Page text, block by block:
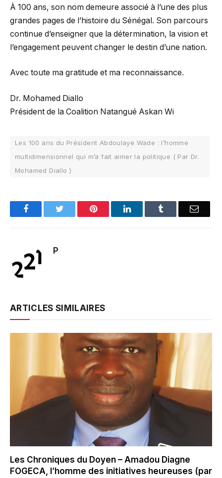
À 100 ans, son nom demeure associé à l’une des plus
grandes pages de l’histoire du Sénégal. Son parcours
continue d’enseigner que la détermination, la vision et
l’engagement peuvent changer le destin d’une nation.
Avec toute ma gratitude et ma reconnaissance.
Dr. Mohamed Diallo
Président de la Coalition Natangué Askan Wi
Les 100 ans du Président Abdoulaye Wade : l’homme
multidimensionnel qui m’a fait aimer la politique ( Par Dr.
Mohamed Diallo )
FacebookTwitter Pinterest LinkedInTumblr Email
P
ARTICLES SIMILAIRES
Les Chroniques du Doyen – Amadou Diagne
FOGECA, l’homme des initiatives heureuses (par